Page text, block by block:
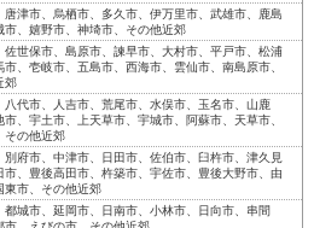
唐津市、烏栖市、多久市、伊万里市、武雄市、鹿島
市、嬉野市、神埼市、その他近郊
佐世保市、島原市、諫早市、大村市、平戸市、松浦
市、壱岐市、五島市、西海市、雲仙市、南島原市、
郊
八代市、人吉市、荒尾市、水俣市、玉名市、山鹿
市、宇土市、上天草市、宇城市、阿蘇市、天草市、
その他近郊
別府市、中津市、日田市、佐伯市、臼杵市、津久見
市、豊後高田市、杵築市、宇佐市、豊後大野市、由
東市、その他近郊
都城市、延岡市、日南市、小林市、日向市、串間